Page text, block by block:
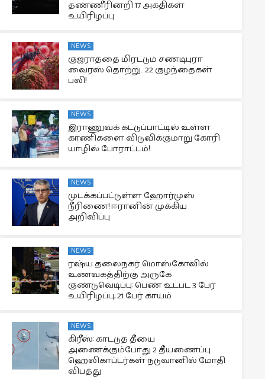
தண்ணீரின்றி 17 அகதிகள்
உயிரிழப்பு
NEWS
குஜராத்தை மிரட்டும் சண்டிபுரா
வைரஸ் தொற்று.. 22 குழந்தைகள்
பலி!
NEWS
இராணுவக் கட்டுப்பாட்டில் உள்ள
காணிகளை விடுவிக்குமாறு கோரி
யாழில் போராட்டம்!
NEWS
முடக்கப்பட்டுள்ள ஹோர்முஸ்
நீரிணை! ஈரானின் முக்கிய
அறிவிப்பு
NEWS
ரஷ்ய தலைநகர் மொஸ்கோவில்
உணவகத்திற்கு அருகே
குண்டுவெடிப்பு: பெண் உட்பட 3 பேர்
உயிரிழப்பு; 21 பேர் காயம்
NEWS
கிரீஸ்: காட்டுத் தீயை
அணைக்கும்போது 2 தீயணைப்பு
ஹெலிகாப்டர்கள் நடுவானில் மோதி
விபத்து